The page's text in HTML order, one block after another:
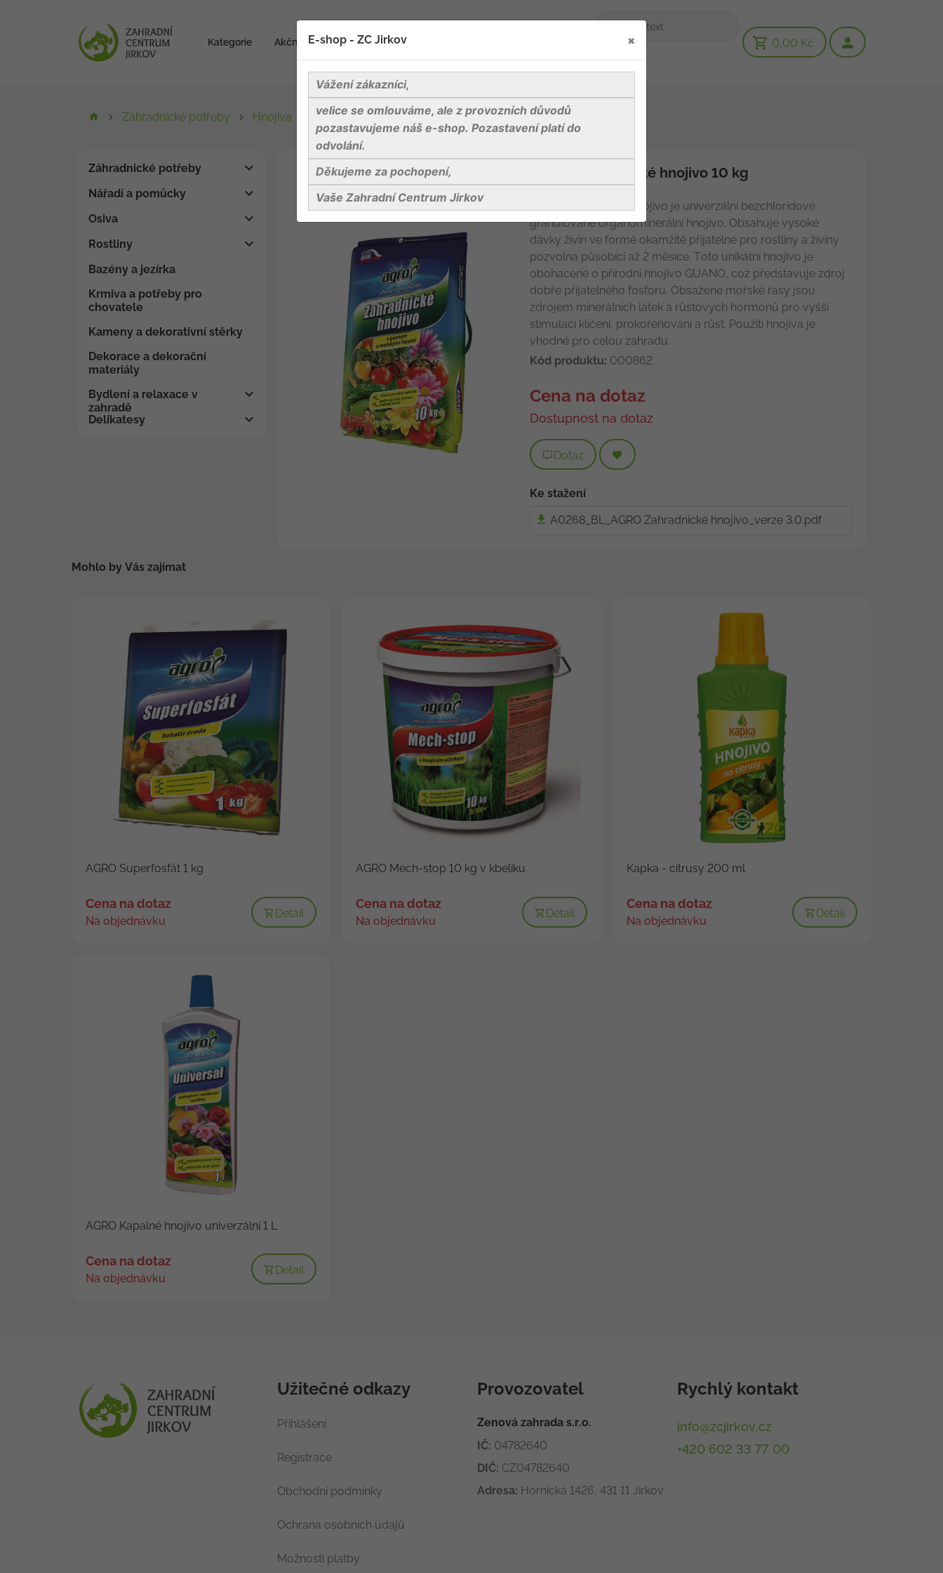
Kategorie Akční zboží Blog Kontakty 0,00 Kč
Záhradnické potřeby Hnojiva AGRO Zahradnické hnojivo 10 kg
Záhradnické potřeby
Nářadí a pomůcky
Osiva
Rostliny
Bazény a jezírka
Krmiva a potřeby pro
chovatele
Kameny a dekorativní stěrky
Dekorace a dekorační
materiály
Bydlení a relaxace v
zahradě
Delikatesy
AGRO Zahradnické hnojivo 10 kg
AGRO Zahradnické hnojivo je univerzální bezchloridové
granulované organominerální hnojivo. Obsahuje vysoké
dávky živin ve formě okamžitě přijatelné pro rostliny a živiny
pozvolna působící až 2 měsíce. Toto unikátní hnojivo je
obohacené o přírodní hnojivo GUANO, což představuje zdroj
dobře přijatelného fosforu. Obsažené mořské řasy jsou
zdrojem minerálních látek a růstových hormonů pro vyšší
stimulaci klíčení, prokořeňování a růst. Použití hnojiva je
vhodné pro celou zahradu.
Kód produktu: 000862
Cena na dotaz
Dostupnost na dotaz
Dotaz
Ke stažení
A0268_BL_AGRO Zahradnické hnojivo_verze 3.0.pdf
Mohlo by Vás zajímat
AGRO Superfosfát 1 kg
Cena na dotaz
Na objednávku
Detail
AGRO Mech-stop 10 kg v kbelíku
Cena na dotaz
Na objednávku
Detail
Kapka - citrusy 200 ml
Cena na dotaz
Na objednávku
Detail
AGRO Kapalné hnojivo univerzální 1 L
Cena na dotaz
Na objednávku
Detail
Užitečné odkazy
Přihlášení
Registrace
Obchodní podmínky
Ochrana osobních údajů
Možnosti platby
Provozovatel
Zenová zahrada s.r.o.
IČ: 04782640
DIČ: CZ04782640
Adresa: Hornická 1426, 431 11 Jirkov
Rychlý kontakt
info@zcjirkov.cz
+420 602 33 77 00
E-shop - ZC Jirkov ×
Vážení zákazníci,
velice se omlouváme, ale z provozních důvodů
pozastavujeme náš e-shop. Pozastavení platí do
odvolání.
Děkujeme za pochopení,
Vaše Zahradní Centrum Jirkov